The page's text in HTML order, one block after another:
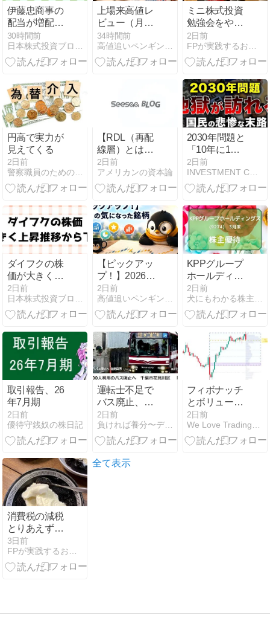
伊藤忠商事の
配当が増配推
移・株価は下
落場面もある
が上昇が強い
30時間前
上場来高値レ
ビュー（月
次）｜上場来
高値の更新銘
柄をデータで
34時間前
ミニ株式投資
勉強会をやり
ます
2日前
円高で実力が
見えてくる
2日前
警察職員のための資産形成
【RDL（再配
線層）とは？
──ポスト
CoWoS時代を
支える次世代
グ技術】
2日前
アメリカンの資本論
2030年問題と
「10年に1度
の大暴落」に
どう備える？
日本の未来と
つの防衛策
2日前
INVESTMENT COMPASS
ダイフクの株
価が大きく上
昇後に下落推
移・配当は増
配推移
2日前
日本株式投資ブログ｜コツコツ堅実に稼ぐ！
【ピックアッ
プ！】2026年
8月7日の気に
なった銘柄
2日前
高値追いペンギンの観測所
KPPグループ
ホールディン
グス（9274）
株主優待
1,000円分の図
NEXT（3月・
9月末優待）
2日前
犬にもわかる株主優待
取引報告、26
年7月期
2日前
優待守銭奴の株日記
運転士不足で
バス廃止、今
後も増えるだ
ろうな
ぁ・・・
2日前
負ければ養分〜デイトレ後悔日誌
フィボナッチ
とボリューム
プロファイル
が合体した
「Fib-
2日前
We Love TradingView
消費税の減税
とりあえずや
ってみてね
3日前
FPが実践するお金の知恵を磨く勉強会
全て表示